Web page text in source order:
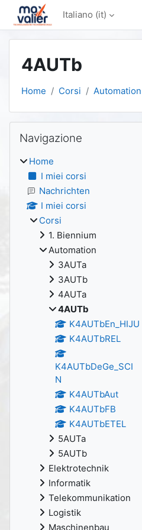
Vai al contenuto principale
Italiano ‎(it)‎
4AUTb
Home Corsi Automation
Blocchi
Navigazione
Home
I miei corsi
Nachrichten
I miei corsi
Corsi
1. Biennium
Automation
3AUTa
3AUTb
4AUTa
4AUTb
K4AUTbEn_HIJU
K4AUTbREL
K4AUTbDeGe_SCI
N
K4AUTbAut
K4AUTbFB
K4AUTbETEL
5AUTa
5AUTb
Elektrotechnik
Informatik
Telekommunikation
Logistik
Maschinenbau